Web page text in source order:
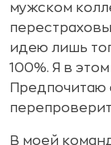
мужском
идею лишь
100%. Я в
Предпочитаю
В моей